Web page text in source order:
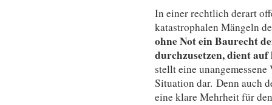
In einer rechtlich derart
katastrophalen Mängeln
ohne Not ein Baurecht
durchzusetzen, dient
stellt eine
Situation dar. Denn auch
eine klare Mehrheit für